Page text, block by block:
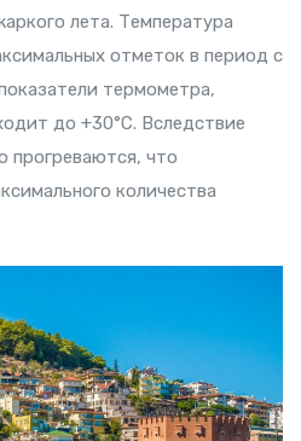
лета. Температура
отметок в период с
термометра,
до +30°C. Вследствие
прогреваются, что
количества